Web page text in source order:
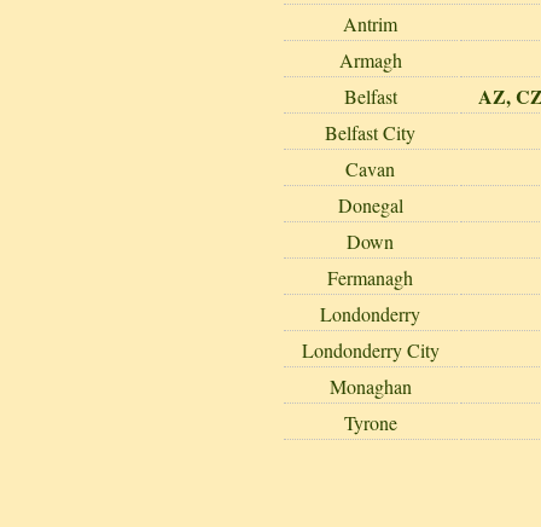
Antrim
Armagh
Belfast
AZ,
Belfast City
Cavan
Donegal
Down
Fermanagh
Londonderry
Londonderry City
Monaghan
Tyrone